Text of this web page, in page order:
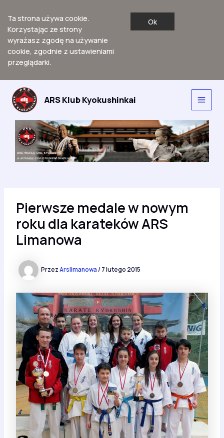
Ta strona używa cookie.
Korzystając ze strony
wyrażasz zgodę na używanie
cookie, zgodnie z ustawieniami
przeglądarki.
Ok
Przejdź
treści
ARS Klub Kyokushinkai
Main
Pierwsze medale w nowym
roku dla karateków ARS
Limanowa
PrzezArslimanowa/7 lutego 2015